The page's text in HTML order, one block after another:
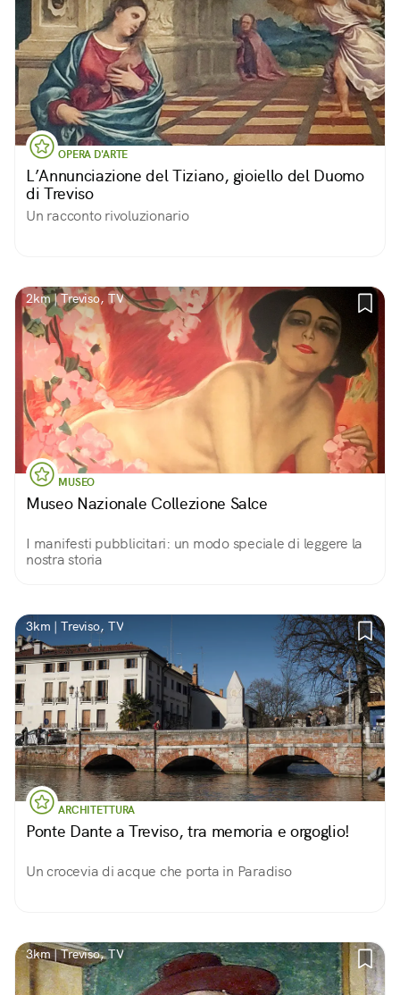
OPERA D'ARTE
L’Annunciazione del Tiziano, gioiello del Duomo
di Treviso
Un racconto rivoluzionario
2km | Treviso, TV
MUSEO
Museo Nazionale Collezione Salce
I manifesti pubblicitari: un modo speciale di leggere la
nostra storia
3km | Treviso, TV
ARCHITETTURA
Ponte Dante a Treviso, tra memoria e orgoglio!
Un crocevia di acque che porta in Paradiso
3km | Treviso, TV